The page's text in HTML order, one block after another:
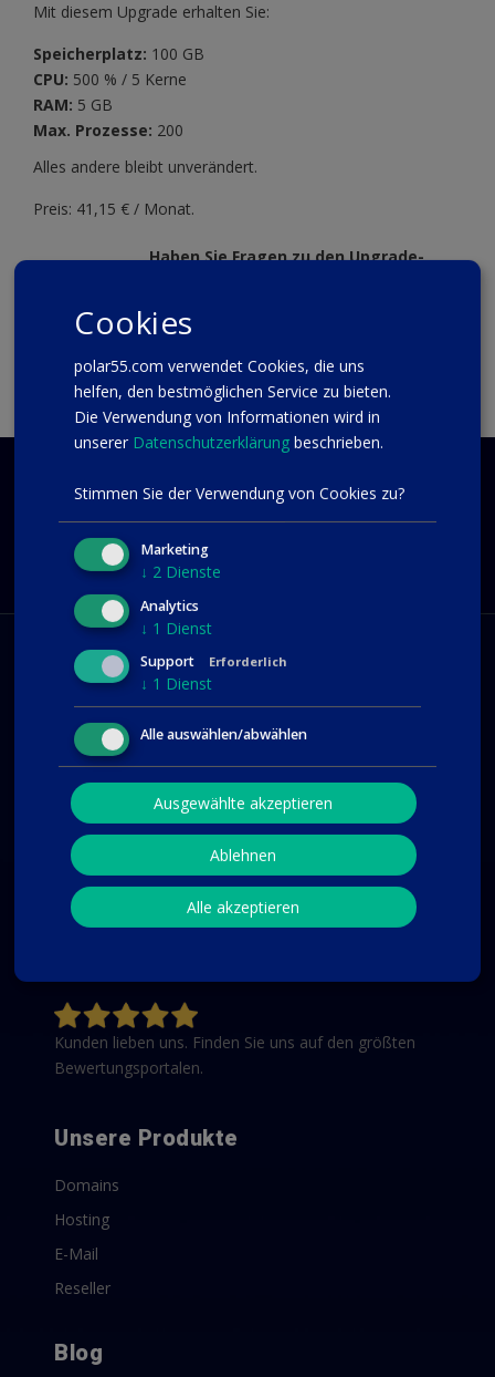
Mit diesem Upgrade erhalten Sie:
Speicherplatz: 100 GB
CPU: 500 % / 5 Kerne
RAM: 5 GB
Max. Prozesse: 200
Alles andere bleibt unverändert.
Preis: 41,15 € / Monat.
Haben Sie Fragen zu den Upgrade-
Kontaktieren Sie uns unter
support@polar55.com
Oder schreiben Sie unshier.
FRAGEN?
kontakt@polar55.de
Hosting
Wir halten es für unsere Kunden einfach und bieten
nur ein preiswertes Webhosting-Paket an, das alle
Funktionen und Möglichkeiten enthält, die Sie
benötigen, um eine Website – z. B. mit WordPress –
zu erstellen und zu betreiben. Sie erhalten viel
Speicherplatz, unbegrenzten Traffic, unbegrenzte E-
Mail-Konten, unbegrenzte Datenbanken sowie eine
unbegrenzte Anzahl an Domains.
Kunden lieben uns. Finden Sie uns auf den größten
Bewertungsportalen.
Unsere Produkte
Domains
Hosting
E-Mail
Reseller
Blog
Cookies
polar55.com verwendet Cookies, die uns
helfen, den bestmöglichen Service zu bieten.
Die Verwendung von Informationen wird in
unserer Datenschutzerklärung beschrieben.
Stimmen Sie der Verwendung von Cookies zu?
Marketing
↓ 2 Dienste
Analytics
↓ 1 Dienst
Support Erforderlich
↓ 1 Dienst
Alle auswählen/abwählen
Ablehnen
Ausgewählte akzeptieren
Alle akzeptieren